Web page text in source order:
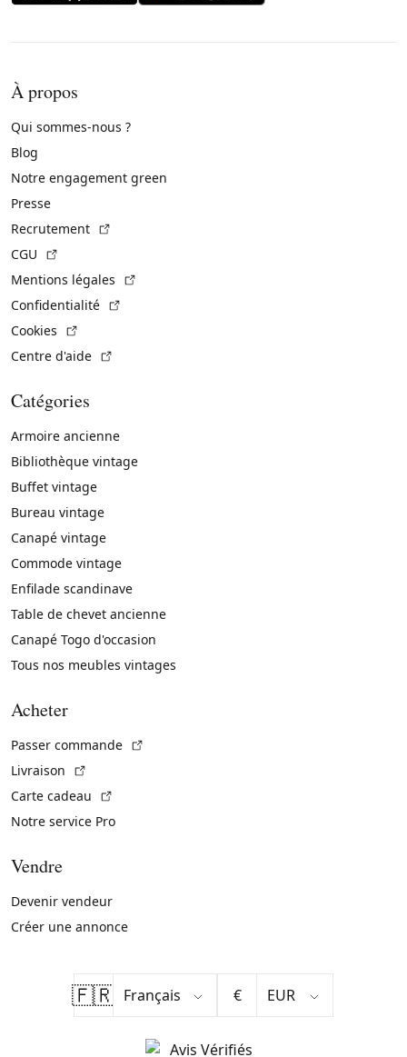
À propos
Qui sommes-nous ?
Blog
Notre engagement green
Presse
Recrutement
CGU
Mentions légales
Confidentialité
Cookies
Centre d'aide
Catégories
Armoire ancienne
Bibliothèque vintage
Buffet vintage
Bureau vintage
Canapé vintage
Commode vintage
Enfilade scandinave
Table de chevet ancienne
Canapé Togo d'occasion
Tous nos meubles vintages
Acheter
Passer commande
Livraison
Carte cadeau
Notre service Pro
Vendre
Devenir vendeur
Créer une annonce
🇫🇷 €